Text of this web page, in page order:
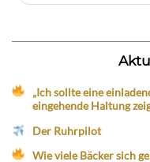
„Ich sollte eine
eingehende Haltung
Der Ruhrpilot
Wie viele Bäcker sich